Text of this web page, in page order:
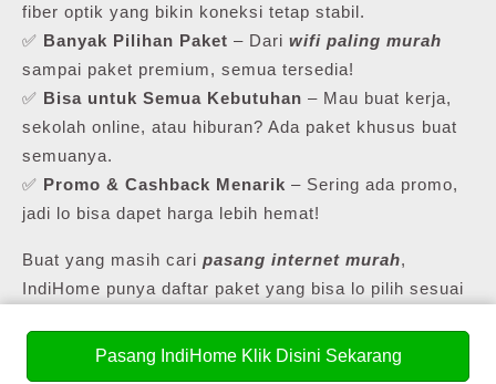
fiber optik yang bikin koneksi tetap stabil.
✅ Banyak Pilihan Paket – Dari wifi paling murah
sampai paket premium, semua tersedia!
✅ Bisa untuk Semua Kebutuhan – Mau buat kerja,
sekolah online, atau hiburan? Ada paket khusus buat
semuanya.
✅ Promo & Cashback Menarik – Sering ada promo,
jadi lo bisa dapet harga lebih hemat!
Buat yang masih cari pasang internet murah,
IndiHome punya daftar paket yang bisa lo pilih sesuai
Pasang IndiHome Klik Disini Sekarang